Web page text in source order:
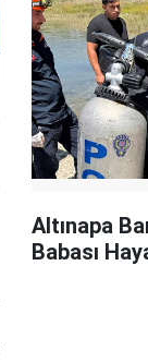
Altınapa
Babası